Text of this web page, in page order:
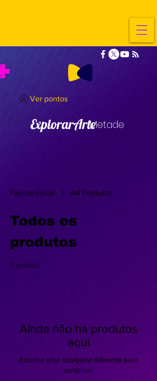
ExplorarArteMetade
Ver pontos
Página inicial All Products
Todos os
produtos
0 produto
Ainda não há produtos
aqui
Escolha uma categoria diferente para
continuar.